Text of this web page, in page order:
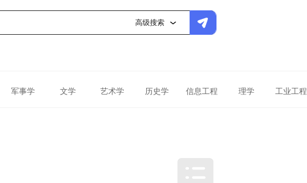
高级搜索
军事学 文学 艺术学 历史学 信息工程 理学 工业工程